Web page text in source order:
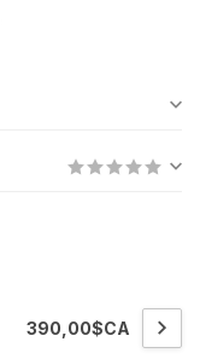
390,00$CA